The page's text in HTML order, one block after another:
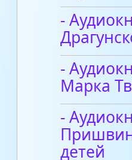
-
-
Марка
-
детей